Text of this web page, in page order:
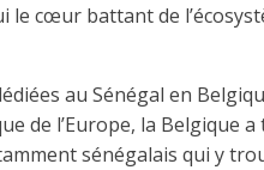
le cœur battant de
au Sénégal en
de l’Europe, la Belgique
sénégalais qui y